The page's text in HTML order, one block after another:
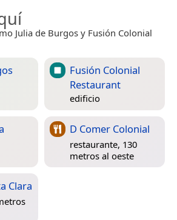
Julia de Burgos y Fusión Colonial
Fusión Colonial
Restaurant
edificio
D Comer Colonial
restaurante, 130
metros al oeste
Clara